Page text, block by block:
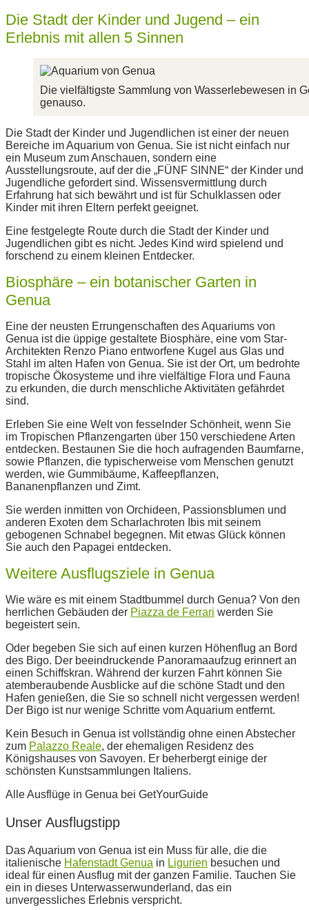
Die Stadt der Kinder und Jugend – ein
Erlebnis mit allen 5 Sinnen
Die vielfältigste Sammlung von Wasserlebewesen in
genauso.
Die Stadt der Kinder und Jugendlichen ist einer der neuen
Bereiche im Aquarium von Genua. Sie ist nicht einfach nur
ein Museum zum Anschauen, sondern eine
Ausstellungsroute, auf der die „FÜNF SINNE“ der Kinder und
Jugendliche gefordert sind. Wissensvermittlung durch
Erfahrung hat sich bewährt und ist für Schulklassen oder
Kinder mit ihren Eltern perfekt geeignet.
Eine festgelegte Route durch die Stadt der Kinder und
Jugendlichen gibt es nicht. Jedes Kind wird spielend und
forschend zu einem kleinen Entdecker.
Biosphäre – ein botanischer Garten in
Genua
Eine der neusten Errungenschaften des Aquariums von
Genua ist die üppige gestaltete Biosphäre, eine vom Star-
Architekten Renzo Piano entworfene Kugel aus Glas und
Stahl im alten Hafen von Genua. Sie ist der Ort, um bedrohte
tropische Ökosysteme und ihre vielfältige Flora und Fauna
zu erkunden, die durch menschliche Aktivitäten gefährdet
sind.
Erleben Sie eine Welt von fesselnder Schönheit, wenn Sie
im Tropischen Pflanzengarten über 150 verschiedene Arten
entdecken. Bestaunen Sie die hoch aufragenden Baumfarne,
sowie Pflanzen, die typischerweise vom Menschen genutzt
werden, wie Gummibäume, Kaffeepflanzen,
Bananenpflanzen und Zimt.
Sie werden inmitten von Orchideen, Passionsblumen und
anderen Exoten dem Scharlachroten Ibis mit seinem
gebogenen Schnabel begegnen. Mit etwas Glück können
Sie auch den Papagei entdecken.
Weitere Ausflugsziele in Genua
Wie wäre es mit einem Stadtbummel durch Genua? Von den
herrlichen Gebäuden der Piazza de Ferrari werden Sie
begeistert sein.
Oder begeben Sie sich auf einen kurzen Höhenflug an Bord
des Bigo. Der beeindruckende Panoramaaufzug erinnert an
einen Schiffskran. Während der kurzen Fahrt können Sie
atemberaubende Ausblicke auf die schöne Stadt und den
Hafen genießen, die Sie so schnell nicht vergessen werden!
Der Bigo ist nur wenige Schritte vom Aquarium entfernt.
Kein Besuch in Genua ist vollständig ohne einen Abstecher
zum Palazzo Reale, der ehemaligen Residenz des
Königshauses von Savoyen. Er beherbergt einige der
schönsten Kunstsammlungen Italiens.
Alle Ausflüge in Genua bei GetYourGuide
Unser Ausflugstipp
Das Aquarium von Genua ist ein Muss für alle, die die
italienische Hafenstadt Genua in Ligurien besuchen und
ideal für einen Ausflug mit der ganzen Familie. Tauchen Sie
ein in dieses Unterwasserwunderland, das ein
unvergessliches Erlebnis verspricht.